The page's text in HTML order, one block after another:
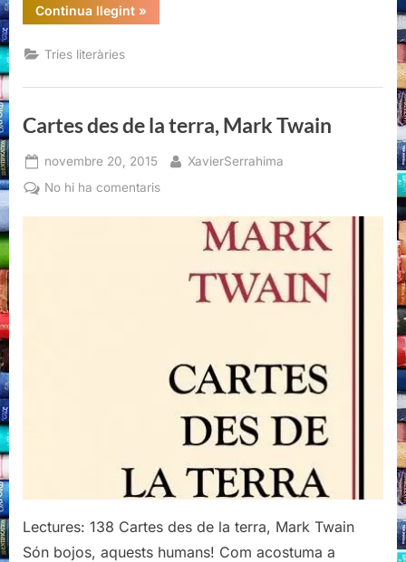
Continua llegint“Els
meus
»
Tries literàries
Cartes des de la terra, Mark Twain
Posted
on
novembre 20, 2015 By
XavierSerrahima
No hi ha comentarisa
Lectures: 138 Cartes des de la terra, Mark Twain
Són bojos, aquests humans! Com acostuma a